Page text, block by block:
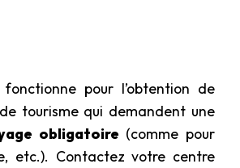
fonctionne pour l’obtention de
tourisme qui demandent une
obligatoire (comme pour
etc.). Contactez votre centre